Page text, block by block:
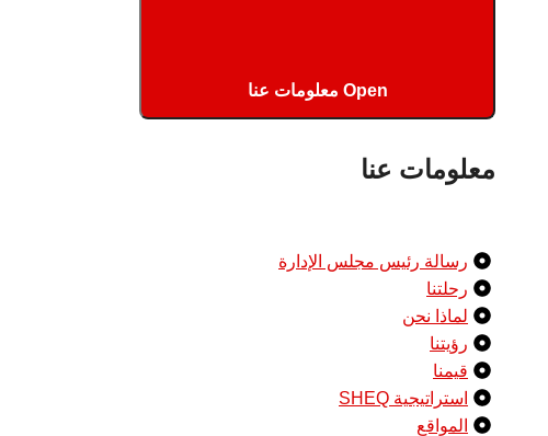
Open معلومات عنا
معلومات عنا
رسالة رئيس مجلس الإدارة
رحلتنا
لماذا نحن
رؤيتنا
قيمنا
استراتيجية SHEQ
المواقع